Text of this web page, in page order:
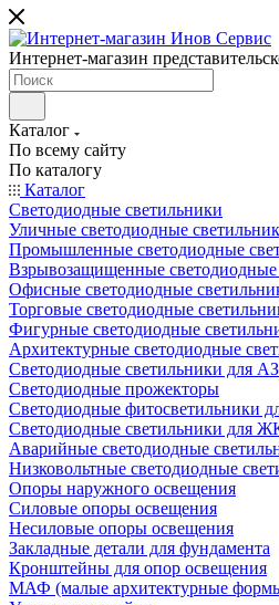
Интернет-магазин
Каталог
По всему сайту
По каталогу
Каталог
Светодиодные светильники
Уличные светодиодные
Промышленные светодиодные
Взрывозащищенные светодиодные
Офисные светодиодные
Торговые светодиодные
Фигурные светодиодные
Архитектурные светодиодные
Светодиодные светильники для
Светодиодные прожекторы
Светодиодные фитосветильники
Светодиодные светильники для
Аварийные светодиодные
Низковольтные светодиодные
Опоры наружного освещения
Силовые опоры освещения
Несиловые опоры освещения
Закладные детали для фундамента
Кронштейны для опор освещения
МАФ (малые архитектурные